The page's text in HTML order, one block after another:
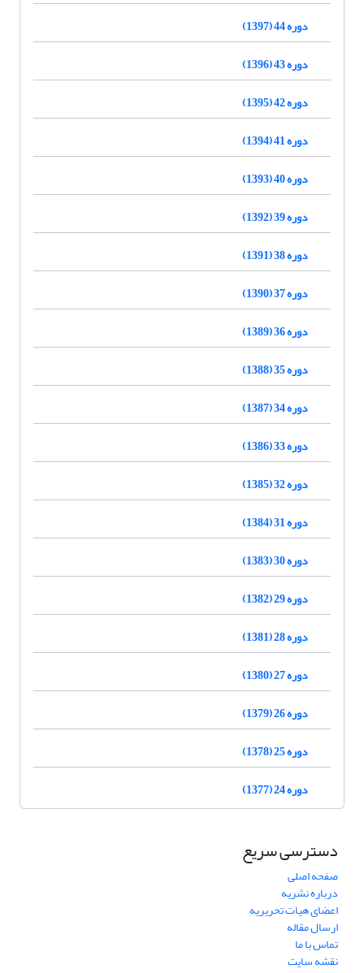
دوره 44 (1397)
دوره 43 (1396)
دوره 42 (1395)
دوره 41 (1394)
دوره 40 (1393)
دوره 39 (1392)
دوره 38 (1391)
دوره 37 (1390)
دوره 36 (1389)
دوره 35 (1388)
دوره 34 (1387)
دوره 33 (1386)
دوره 32 (1385)
دوره 31 (1384)
دوره 30 (1383)
دوره 29 (1382)
دوره 28 (1381)
دوره 27 (1380)
دوره 26 (1379)
دوره 25 (1378)
دوره 24 (1377)
دسترسی سریع
صفحه اصلی
درباره نشریه
اعضای هیات تحریریه
ارسال مقاله
تماس با ما
نقشه سایت